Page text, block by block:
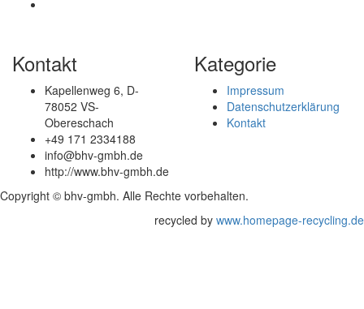
Kontakt
Kapellenweg 6, D-
78052 VS-
Obereschach
+49 171 2334188
info@bhv-gmbh.de
http://www.bhv-gmbh.de
Kategorie
Impressum
Datenschutzerklärung
Kontakt
Copyright © bhv-gmbh. Alle Rechte vorbehalten.
recycled by www.homepage-recycling.de